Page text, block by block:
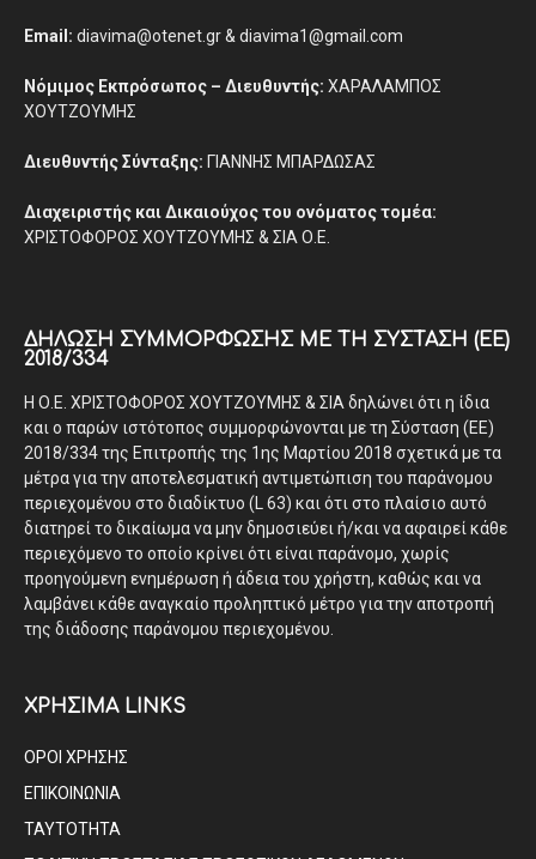
Email: diavima@otenet.gr & diavima1@gmail.com
Νόμιμος Εκπρόσωπος – Διευθυντής: ΧΑΡΑΛΑΜΠΟΣ
ΧΟΥΤΖΟΥΜΗΣ
Διευθυντής Σύνταξης: ΓΙΑΝΝΗΣ ΜΠΑΡΔΩΣΑΣ
Διαχειριστής και Δικαιούχος του ονόματος τομέα:
ΧΡΙΣΤΟΦΟΡΟΣ ΧΟΥΤΖΟΥΜΗΣ & ΣΙΑ Ο.Ε.
ΔΉΛΩΣΗ ΣΥΜΜΌΡΦΩΣΗΣ ΜΕ ΤΗ ΣΎΣΤΑΣΗ (ΕΕ)
2018/334
Η Ο.Ε. ΧΡΙΣΤΟΦΟΡΟΣ ΧΟΥΤΖΟΥΜΗΣ & ΣΙΑ δηλώνει ότι η ίδια
και ο παρών ιστότοπος συμμορφώνονται με τη Σύσταση (ΕΕ)
2018/334 της Επιτροπής της 1ης Μαρτίου 2018 σχετικά με τα
μέτρα για την αποτελεσματική αντιμετώπιση του παράνομου
περιεχομένου στο διαδίκτυο (L 63) και ότι στο πλαίσιο αυτό
διατηρεί το δικαίωμα να μην δημοσιεύει ή/και να αφαιρεί κάθε
περιεχόμενο το οποίο κρίνει ότι είναι παράνομο, χωρίς
προηγούμενη ενημέρωση ή άδεια του χρήστη, καθώς και να
λαμβάνει κάθε αναγκαίο προληπτικό μέτρο για την αποτροπή
της διάδοσης παράνομου περιεχομένου.
ΧΡΗΣΙΜΑ LINKS
ΟΡΟΙ ΧΡΗΣΗΣ
ΕΠΙΚΟΙΝΩΝΙΑ
ΤΑΥΤΟΤΗΤΑ